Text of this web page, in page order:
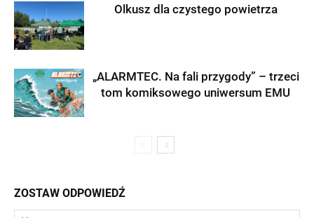
Olkusz dla czystego powietrza
„ALARMTEC. Na fali przygody” – trzeci
tom komiksowego uniwersum EMU
ZOSTAW ODPOWIEDŹ